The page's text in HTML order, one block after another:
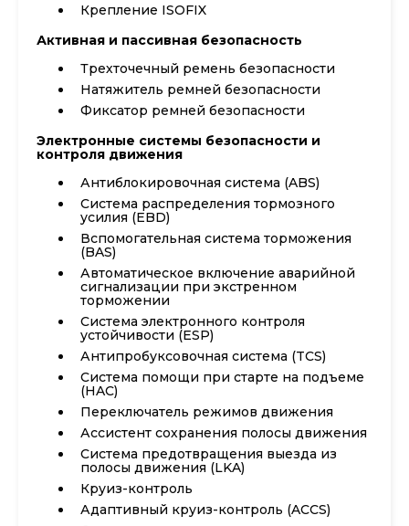
Крепление ISOFIX
Активная и пассивная безопасность
Трехточечный ремень безопасности
Натяжитель ремней безопасности
Фиксатор ремней безопасности
Электронные системы безопасности и
контроля движения
Антиблокировочная система (ABS)
Система распределения тормозного
усилия (EBD)
Вспомогательная система торможения
(BAS)
Автоматическое включение аварийной
сигнализации при экстренном
торможении
Система электронного контроля
устойчивости (ESP)
Антипробуксовочная система (TCS)
Система помощи при старте на подъеме
(HAC)
Переключатель режимов движения
Ассистент сохранения полосы движения
Система предотвращения выезда из
полосы движения (LKA)
Круиз-контроль
Адаптивный круиз-контроль (ACCS)